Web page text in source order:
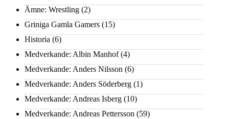
Ämne: Wrestling (2)
Griniga Gamla Gamers (15)
Historia (6)
Medverkande: Albin Manhof(4)
Medverkande: Anders Nilsson (6)
Medverkande: Anders Söderberg (1)
Medverkande: Andreas Isberg (10)
Medverkande: Andreas Pettersson (59)